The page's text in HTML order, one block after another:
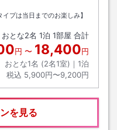
プは当日までのお楽しみ】
おとな2名 1泊 1部屋 合計
円 〜 18,400円
おとな1名 (2名1室)｜ 1泊
税込 5,900円〜9,200円
を見る